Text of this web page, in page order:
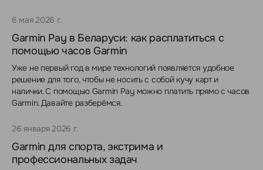
6 мая 2026 г.
Garmin Pay в Беларуси: как расплатиться с
помощью часов Garmin
Уже не первый год в мире технологий появляется удобное
решение для того, чтобы не носить с собой кучу карт и
налички. С помощью Garmin Pay можно платить прямо с часов
Garmin. Давайте разберёмся.
26 января 2026 г.
Garmin для спорта, экстрима и
профессиональных задач